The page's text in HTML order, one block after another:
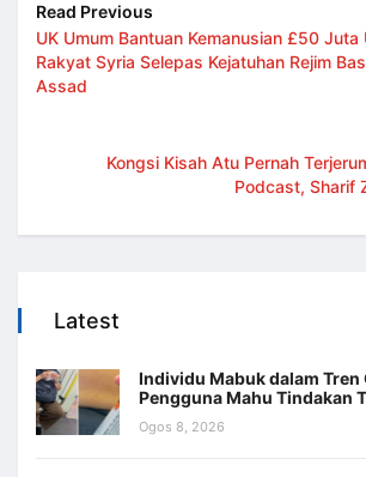
Read Previous
UK Umum Bantuan Kemanusian £50 Juta
Rakyat Syria Selepas Kejatuhan Rejim
Assad
Kongsi Kisah Atu Pernah
Podcast, Sharif
Latest
Individu Mabuk dalam Tren
Pengguna Mahu Tindakan
Ogos 8, 2026